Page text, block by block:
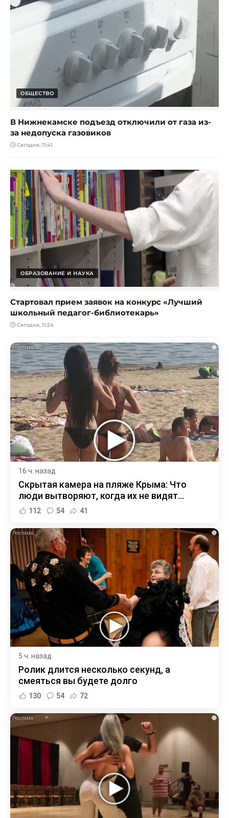
ОБЩЕСТВО
В Нижнекамске подъезд отключили от газа из-
за недопуска газовиков
Сегодня, 11:41
ОБРАЗОВАНИЕ И НАУКА
Стартовал прием заявок на конкурс «Лучший
школьный педагог-библиотекарь»
Сегодня, 11:24
i
16 ч. назад
Скрытая камера на пляже Крыма: Что
люди вытворяют, когда их не видят...
112 54 41
i
5 ч. назад
Ролик длится несколько секунд, а
смеяться вы будете долго
130 54 72
i